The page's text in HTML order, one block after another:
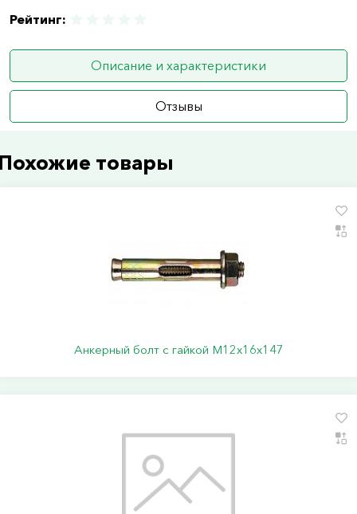
Рейтинг:
Описание и характеристики
Отзывы
товары
Анкерный болт с гайкой М12х16х147